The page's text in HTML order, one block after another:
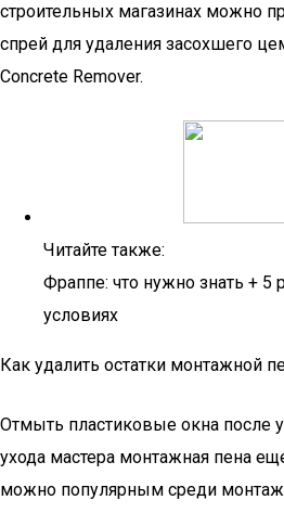
строительных магазинах можно
спрей для удаления засохшего
Concrete Remover.
Читайте также:
Фраппе: что нужно знать +
условиях
Как удалить остатки монтажной
Отмыть пластиковые окна после
ухода мастера монтажная пена
можно популярным среди